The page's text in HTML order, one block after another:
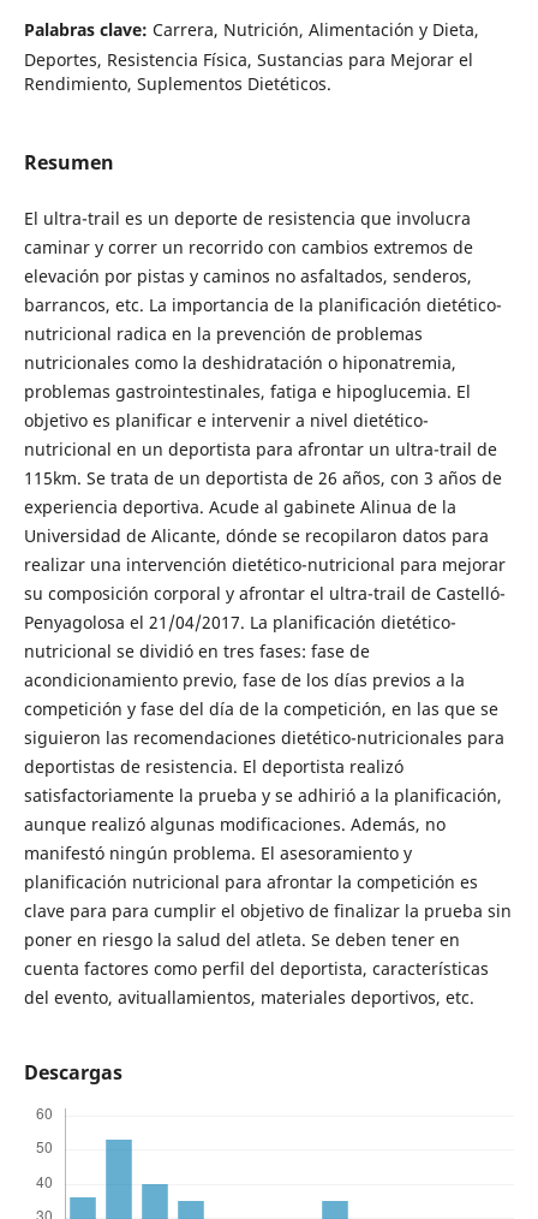
Palabras clave: Carrera, Nutrición, Alimentación y Dieta,
Deportes, Resistencia Física, Sustancias para Mejorar el
Rendimiento, Suplementos Dietéticos.
Resumen
El ultra-trail es un deporte de resistencia que involucra
caminar y correr un recorrido con cambios extremos de
elevación por pistas y caminos no asfaltados, senderos,
barrancos, etc. La importancia de la planificación dietético-
nutricional radica en la prevención de problemas
nutricionales como la deshidratación o hiponatremia,
problemas gastrointestinales, fatiga e hipoglucemia. El
objetivo es planificar e intervenir a nivel dietético-
nutricional en un deportista para afrontar un ultra-trail de
115km. Se trata de un deportista de 26 años, con 3 años de
experiencia deportiva. Acude al gabinete Alinua de la
Universidad de Alicante, dónde se recopilaron datos para
realizar una intervención dietético-nutricional para mejorar
su composición corporal y afrontar el ultra-trail de Castelló-
Penyagolosa el 21/04/2017. La planificación dietético-
nutricional se dividió en tres fases: fase de
acondicionamiento previo, fase de los días previos a la
competición y fase del día de la competición, en las que se
siguieron las recomendaciones dietético-nutricionales para
deportistas de resistencia. El deportista realizó
satisfactoriamente la prueba y se adhirió a la planificación,
aunque realizó algunas modificaciones. Además, no
manifestó ningún problema. El asesoramiento y
planificación nutricional para afrontar la competición es
clave para para cumplir el objetivo de finalizar la prueba sin
poner en riesgo la salud del atleta. Se deben tener en
cuenta factores como perfil del deportista, características
del evento, avituallamientos, materiales deportivos, etc.
Descargas